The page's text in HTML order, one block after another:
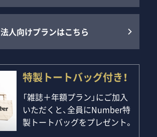
法人向けプランはこちら
特製トートバッグ付き！
「雑誌＋年額プラン」にご加入
いただくと、全員にNumber特
製トートバッグをプレゼント。